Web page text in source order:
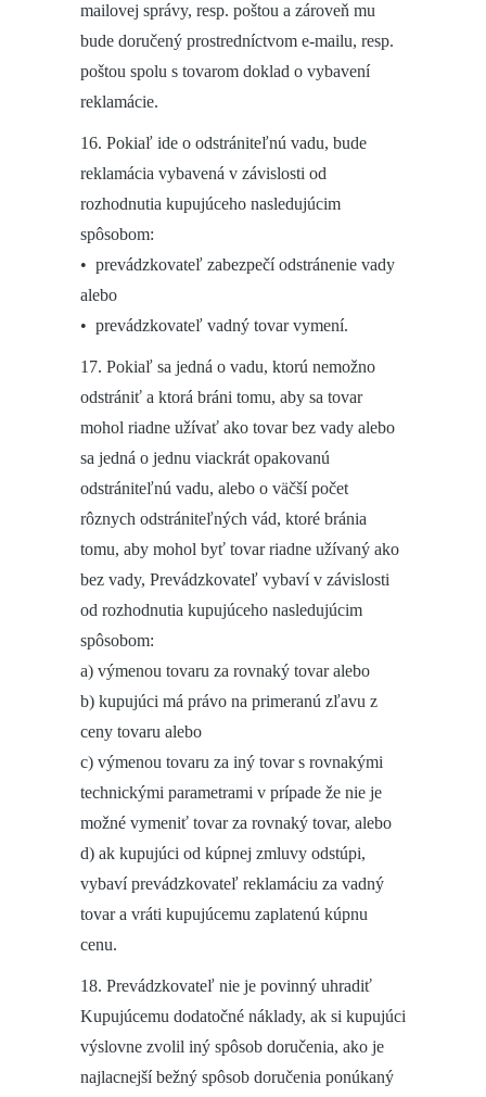
mailovej správy, resp. poštou a zároveň mu
bude doručený prostredníctvom e-mailu, resp.
poštou spolu s tovarom doklad o vybavení
reklamácie.
16. Pokiaľ ide o odstrániteľnú vadu, bude
reklamácia vybavená v závislosti od
rozhodnutia kupujúceho nasledujúcim
spôsobom:
• prevádzkovateľ zabezpečí odstránenie vady
alebo
• prevádzkovateľ vadný tovar vymení.
17. Pokiaľ sa jedná o vadu, ktorú nemožno
odstrániť a ktorá bráni tomu, aby sa tovar
mohol riadne užívať ako tovar bez vady alebo
sa jedná o jednu viackrát opakovanú
odstrániteľnú vadu, alebo o väčší počet
rôznych odstrániteľných vád, ktoré bránia
tomu, aby mohol byť tovar riadne užívaný ako
bez vady, Prevádzkovateľ vybaví v závislosti
od rozhodnutia kupujúceho nasledujúcim
spôsobom:
a) výmenou tovaru za rovnaký tovar alebo
b) kupujúci má právo na primeranú zľavu z
ceny tovaru alebo
c) výmenou tovaru za iný tovar s rovnakými
technickými parametrami v prípade že nie je
možné vymeniť tovar za rovnaký tovar, alebo
d) ak kupujúci od kúpnej zmluvy odstúpi,
vybaví prevádzkovateľ reklamáciu za vadný
tovar a vráti kupujúcemu zaplatenú kúpnu
cenu.
18. Prevádzkovateľ nie je povinný uhradiť
Kupujúcemu dodatočné náklady, ak si kupujúci
výslovne zvolil iný spôsob doručenia, ako je
najlacnejší bežný spôsob doručenia ponúkaný